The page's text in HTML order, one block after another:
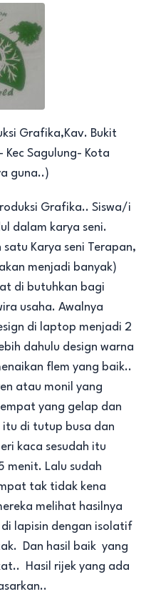
Grafika,Kav. Bukit
Kec Sagulung- Kota
guna..)
Grafika.. Siswa/i
dalam karya seni.
Karya seni Terapan,
menjadi banyak)
di butuhkan bagi
usaha. Awalnya
di laptop menjadi 2
dahulu design warna
flem yang baik..
atau monil yang
yang gelap dan
itu di tutup busa dan
kaca sesudah itu
menit. Lalu sudah
tak tidak kena
melihat hasilnya
di lapisin dengan isolatif
Dan hasil baik yang
Hasil rijek yang ada